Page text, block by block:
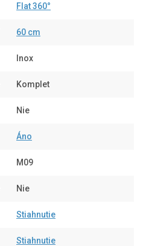
Flat 360°
60 cm
Inox
Komplet
Nie
Áno
M09
Nie
Stiahnutie
Stiahnutie